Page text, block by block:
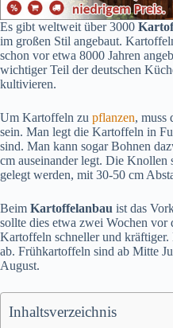
Es gibt weltweit über 3000
im großen Stil angebaut.
schon vor etwa 8000 Jahren
wichtiger Teil der deutschen
kultivieren.
Um Kartoffeln zu pflanzen, muss
sein. Man legt die Kartoffeln in
sind. Man kann sogar Bohnen
cm auseinander legt. Die
gelegt werden, mit 30-50 cm
Beim Kartoffelanbau ist das
sollte dies etwa zwei Wochen vor
Kartoffeln schneller und
ab. Frühkartoffeln sind ab Mitte
August.
Inhaltsverzeichnis